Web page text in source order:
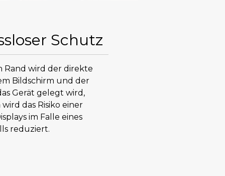
Schutz
wird der direkte
Bildschirm und der
Gerät gelegt wird,
das Risiko einer
im Falle eines
reduziert.